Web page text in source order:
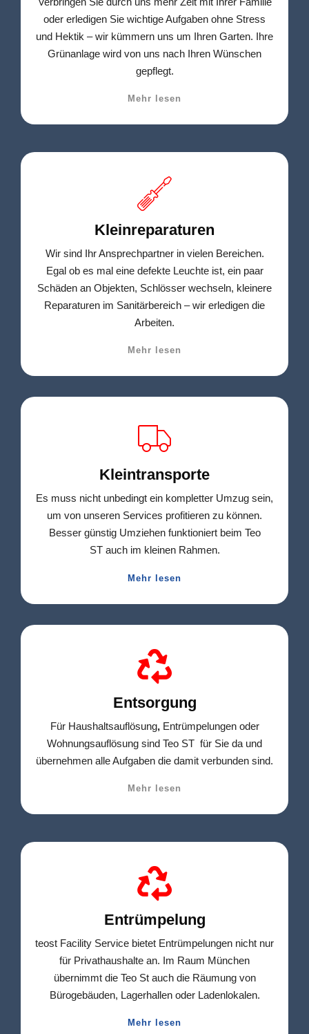
oder erledigen Sie wichtige Aufgaben ohne Stress
und Hektik – wir kümmern uns um Ihren Garten. Ihre
Grünanlage wird von uns nach Ihren Wünschen
gepflegt.
Mehr lesen
Kleinreparaturen
Wir sind Ihr Ansprechpartner in vielen Bereichen.
Egal ob es mal eine defekte Leuchte ist, ein paar
Schäden an Objekten, Schlösser wechseln, kleinere
Reparaturen im Sanitärbereich – wir erledigen die
Arbeiten.
Mehr lesen
Kleintransporte
Es muss nicht unbedingt ein kompletter Umzug sein,
um von unseren Services profitieren zu können.
Besser günstig Umziehen funktioniert beim Teo
ST auch im kleinen Rahmen.
Mehr lesen
Entsorgung
Für Haushaltsauflösung, Entrümpelungen oder
Wohnungsauflösung sind Teo ST für Sie da und
übernehmen alle Aufgaben die damit verbunden sind.
Mehr lesen
Entrümpelung
teost Facility Service bietet Entrümpelungen nicht nur
für Privathaushalte an. Im Raum München
übernimmt die Teo St auch die Räumung von
Bürogebäuden, Lagerhallen oder Ladenlokalen.
Mehr lesen